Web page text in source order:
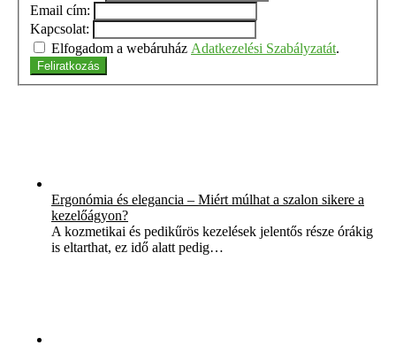
Email cím:
Kapcsolat:
Elfogadom a webáruház Adatkezelési Szabályzatát.
Feliratkozás
Ergonómia és elegancia – Miért múlhat a szalon sikere a
kezelőágyon?
A kozmetikai és pedikűrös kezelések jelentős része órákig
is eltarthat, ez idő alatt pedig…